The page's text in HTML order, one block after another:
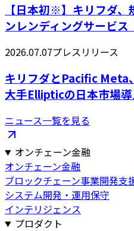
【日本初※】キリフダ
ンレンディングサービス
2026.07.07プレスリリース
キリフダとPacific Meta
大手Ellipticの日本市場
ニュース一覧を見る
オンチェーン金融
オンチェーン金融
ブロックチェーン事業開発支
システム開発・運用保守
インテリジェンス
プロダクト